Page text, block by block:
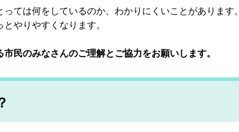
ては何をしているのか、わかりにくいことがあります。
やりやすくなります。
民のみなさんのご理解とご協力をお願いします。